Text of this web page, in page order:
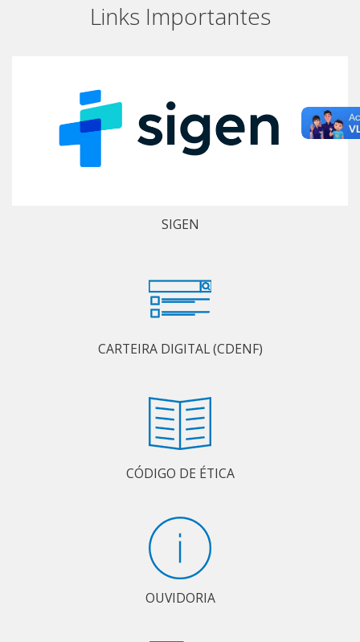
Links Importantes
SIGEN
CARTEIRA DIGITAL (CDENF)
CÓDIGO DE ÉTICA
OUVIDORIA